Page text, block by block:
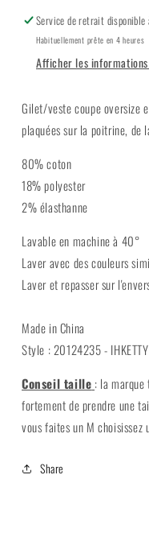
Service de retrait disponible
Habituellement prête en 4 heures
Afficher les
Gilet/veste coupe oversize
plaquées sur la poitrine, de
80% coton
18% polyester
2% élasthanne
Lavable en machine à 40°
Laver avec des couleurs
Laver et repasser sur
Made in China
Style : 20124235 -
Conseil taille : la
fortement de prendre une
vous faites un M choisissez
Share